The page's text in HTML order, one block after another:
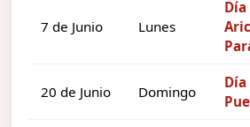
7 de Junio Lunes
20 de Junio Domingo